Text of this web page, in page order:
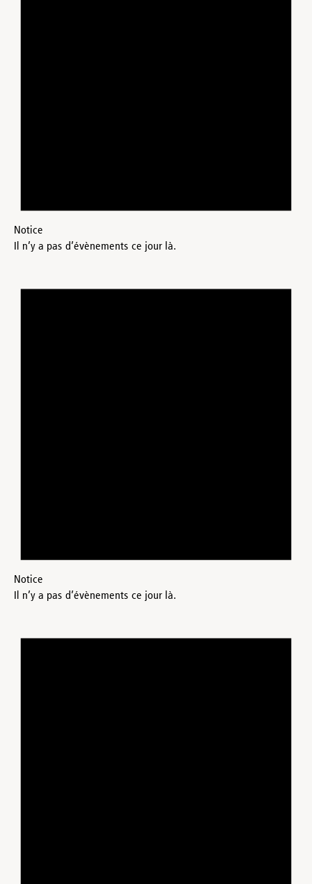
Notice
Il n’y a pas d’évènements ce jour là.
Notice
Il n’y a pas d’évènements ce jour là.